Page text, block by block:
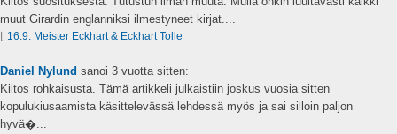
muut Girardin englanniksi ilmestyneet kirjat....
16.9. Meister Eckhart & Eckhart Tolle
Daniel Nylund sanoi 3 vuotta sitten:
Kiitos rohkaisusta. Tämä artikkeli julkaistiin joskus vuosia sitten
kopulukiusaamista käsittelevässä lehdessä myös ja sai silloin paljon
hyvä�...